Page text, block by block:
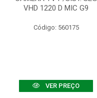
VHD 1220 D MIC G9
Código: 560175
VER PREÇO